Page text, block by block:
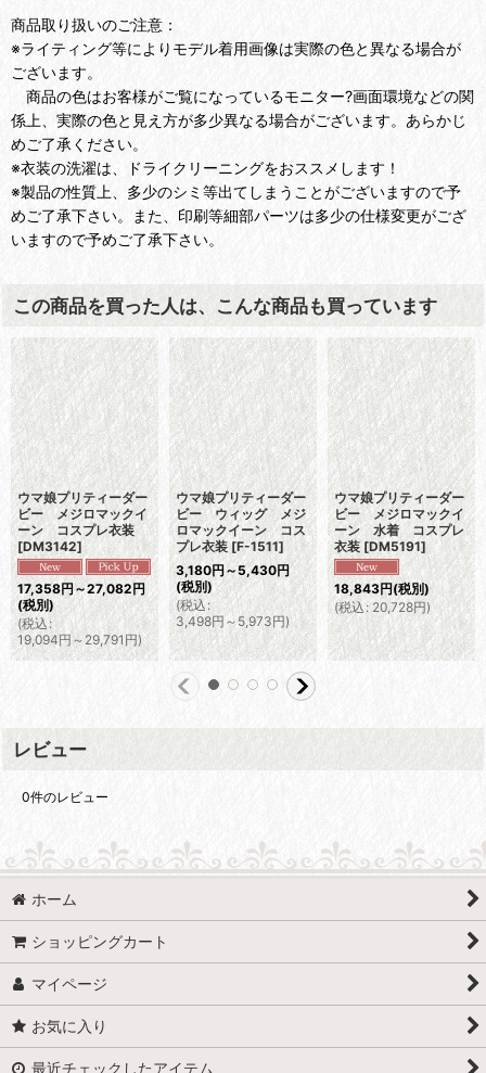
商品取り扱いのご注意：
※ライティング等によりモデル着用画像は実際の色と異なる場合が
ございます。
商品の色はお客様がご覧になっているモニター?画面環境などの関
係上、実際の色と見え方が多少異なる場合がございます。あらかじ
めご了承ください。
※衣装の洗濯は、ドライクリーニングをおススメします！
※製品の性質上、多少のシミ等出てしまうことがございますので予
めご了承下さい。また、印刷等細部パーツは多少の仕様変更がござ
いますので予めご了承下さい。
この商品を買った人は、こんな商品も買っています
ウマ娘プリティーダー
ビー メジロマックイ
ーン コスプレ衣装
[DM3142]
17,358円～27,082円
(税別)
(税込:
19,094円～29,791 円)
ウマ娘プリティーダー
ビー ウィッグ メジ
ロマックイーン コス
プレ衣装 [F-1511]
3,180円～5,430円
(税別)
(税込:
3,498円～5,973円)
ウマ娘プリティーダー
ビー メジロマックイ
ーン 水着 コスプレ
衣装 [DM5191]
18,843円(税別)
(税込: 20,728円)
レビュー
0件のレビュー
ホーム
ショッピングカート
マイページ
お気に入り
最近チェックしたアイテム